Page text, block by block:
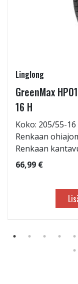
Linglong
GreenMax
16 H
Koko: 205/55-16
Renkaan
Renkaan
66,99 €